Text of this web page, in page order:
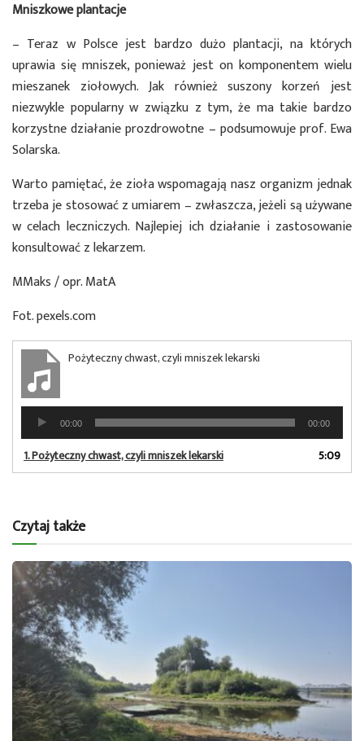
Mniszkowe plantacje
– Teraz w Polsce jest bardzo dużo plantacji, na których
uprawia się mniszek, ponieważ jest on komponentem wielu
mieszanek ziołowych. Jak również suszony korzeń jest
niezwykle popularny w związku z tym, że ma takie bardzo
korzystne działanie prozdrowotne – podsumowuje prof. Ewa
Solarska.
Warto pamiętać, że zioła wspomagają nasz organizm jednak
trzeba je stosować z umiarem – zwłaszcza, jeżeli są używane
w celach leczniczych. Najlepiej ich działanie i zastosowanie
konsultować z lekarzem.
MMaks / opr. MatA
Fot. pexels.com
Pożyteczny chwast, czyli mniszek lekarski
Odtwarzacz
plików
dźwiękowych
00:00 00:00
1.Pożyteczny chwast, czyli mniszek lekarski 5:09
Czytaj także